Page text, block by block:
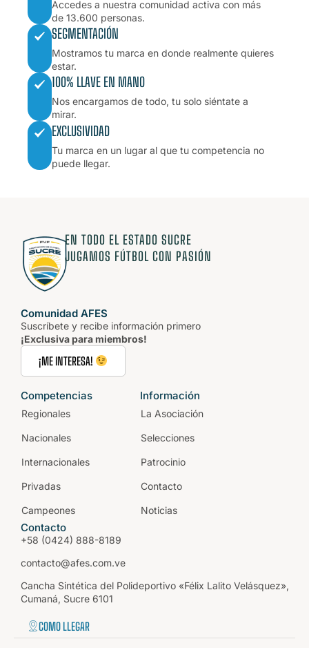
Accedes a nuestra comunidad activa con más
de 13.600 personas.
SEGMENTACIÓN
Mostramos tu marca en donde realmente quieres
estar.
100% LLAVE EN MANO
Nos encargamos de todo, tu solo siéntate a
mirar.
EXCLUSIVIDAD
Tu marca en un lugar al que tu competencia no
puede llegar.
EN TODO EL ESTADO SUCRE
JUGAMOS FÚTBOL CON PASIÓN
Comunidad AFES
Suscríbete y recibe información primero
¡Exclusiva para miembros!
¡ME INTERESA!
Competencias
Regionales
Nacionales
Internacionales
Privadas
Campeones
Información
La Asociación
Selecciones
Patrocinio
Contacto
Noticias
Contacto
+58 (0424) 888-8189
contacto@afes.com.ve
Cancha Sintética del Polideportivo «Félix Lalito Velásquez»,
Cumaná, Sucre 6101
COMO LLEGAR